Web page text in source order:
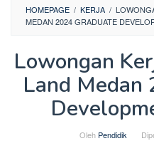
HOMEPAGE / KERJA /
MEDAN 2024 GRADUATE
Lowongan
Land Medan
Oleh Pendidik